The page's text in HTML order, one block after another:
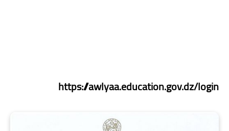
https://awlyaa.education.gov.dz/login